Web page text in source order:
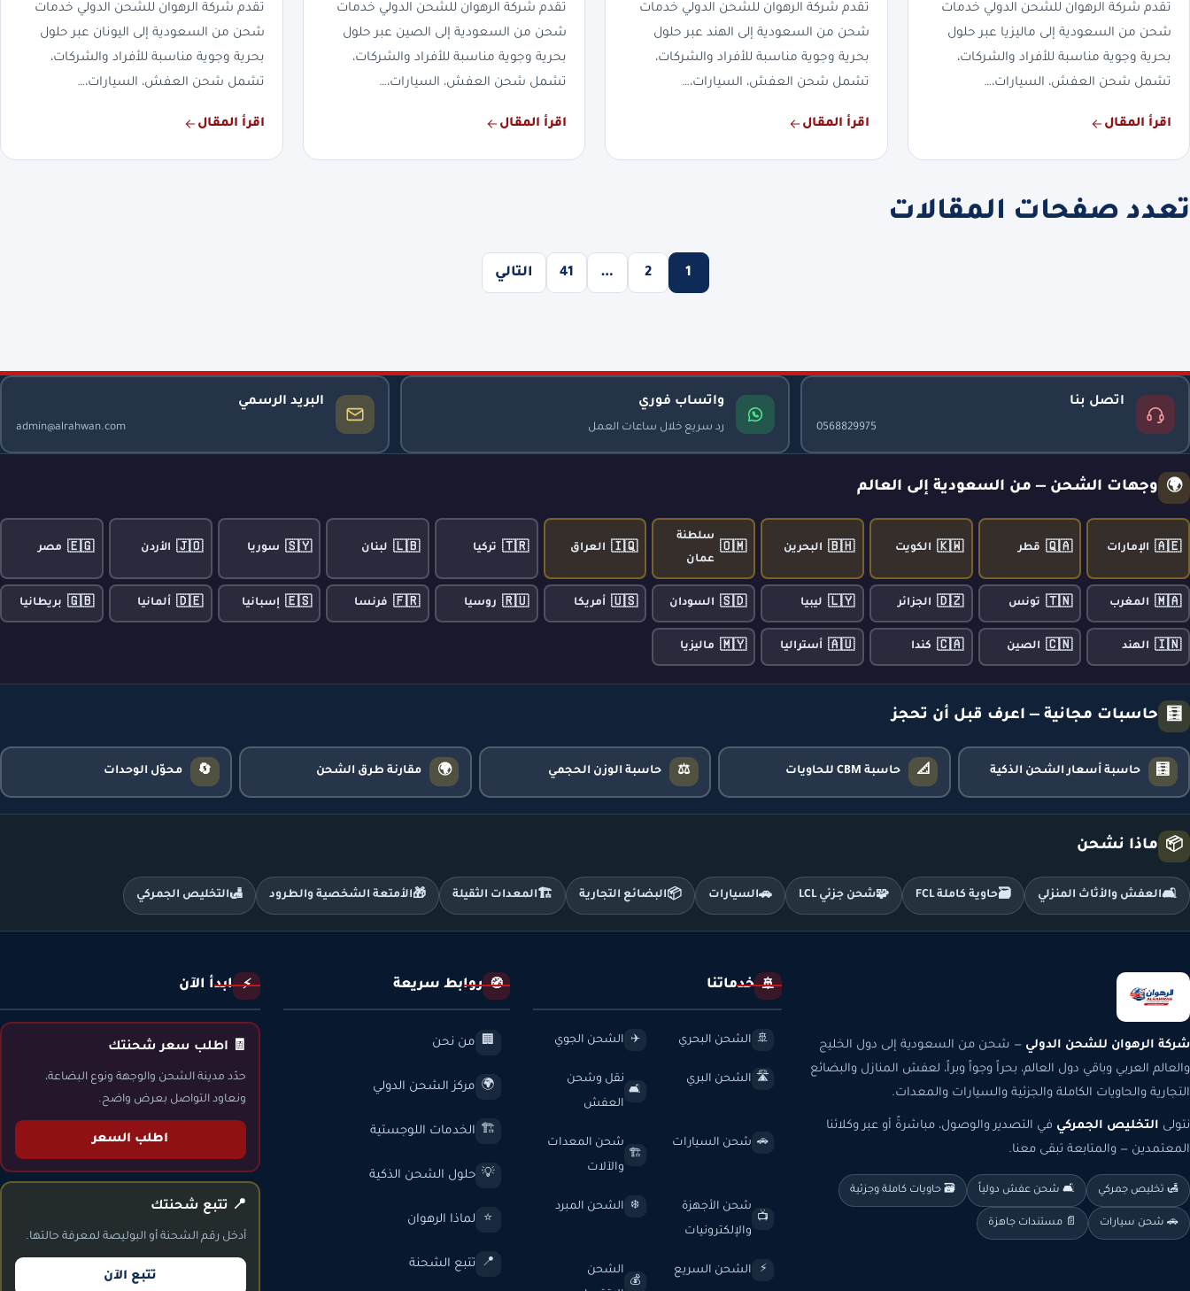
تقدم شركة الرهوان للشحن الدولي خدمات
شحن من السعودية إلى ماليزيا عبر حلول
بحرية وجوية مناسبة للأفراد والشركات،
تشمل شحن العفش، السيارات،…
اقرأ المقال
تقدم شركة الرهوان للشحن الدولي خدمات
شحن من السعودية إلى الهند عبر حلول
بحرية وجوية مناسبة للأفراد والشركات،
تشمل شحن العفش، السيارات،…
اقرأ المقال
تقدم شركة الرهوان للشحن الدولي خدمات
شحن من السعودية إلى الصين عبر حلول
بحرية وجوية مناسبة للأفراد والشركات،
تشمل شحن العفش، السيارات،…
اقرأ المقال
تقدم شركة الرهوان للشحن الدولي خدمات
شحن من السعودية إلى اليونان عبر حلول
بحرية وجوية مناسبة للأفراد والشركات،
تشمل شحن العفش، السيارات،…
اقرأ المقال
تعدد صفحات المقالات
1
2
…
41 التالي
اتصل بنا
0568829975
واتساب فوري
رد سريع خلال ساعات العمل
البريد الرسمي
admin@alrahwan.com
🌍 وجهات الشحن — من السعودية إلى العالم
🇦🇪 الإمارات 🇶🇦 قطر 🇰🇼 الكويت 🇧🇭 البحرين 🇴🇲
سلطنة
عمان
🇮🇶 العراق 🇹🇷 تركيا 🇱🇧 لبنان 🇸🇾 سوريا 🇯🇴 الأردن 🇪🇬 مصر
🇲🇦 المغرب 🇹🇳 تونس 🇩🇿 الجزائر 🇱🇾 ليبيا 🇸🇩 السودان 🇺🇸 أمريكا 🇷🇺 روسيا 🇫🇷 فرنسا 🇪🇸 إسبانيا 🇩🇪 ألمانيا 🇬🇧 بريطانيا
🇮🇳 الهند 🇨🇳 الصين 🇨🇦 كندا 🇦🇺 أستراليا 🇲🇾 ماليزيا
🧮 حاسبات مجانية — اعرف قبل أن تحجز
🧮 حاسبة أسعار الشحن الذكية 📐 حاسبة CBM للحاويات ⚖️ حاسبة الوزن الحجمي 🌍 مقارنة طرق الشحن 🔄 محوّل الوحدات
📦 ماذا نشحن
🛋️العفش والأثاث المنزلي 🗃️حاوية كاملة FCL 🧩شحن جزئي LCL 🚗السيارات 📦البضائع التجارية 🏗️المعدات الثقيلة 🎁الأمتعة الشخصية والطرود 🛃التخليص الجمركي
شركة الرهوان للشحن الدولي — شحن من السعودية إلى دول الخليج
والعالم العربي وباقي دول العالم، بحراً وجواً وبراً، لعفش المنازل والبضائع
التجارية والحاويات الكاملة والجزئية والسيارات والمعدات.
نتولى التخليص الجمركي في التصدير والوصول، مباشرةً أو عبر وكلائنا
المعتمدين — والمتابعة تبقى معنا.
🛃 تخليص جمركي 🛋️ شحن عفش دولياً 🗃️ حاويات كاملة وجزئية
🚗 شحن سيارات 📄 مستندات جاهزة
🚢 خدماتنا
🚢 الشحن البحري ✈️ الشحن الجوي
🛣️ الشحن البري
🛋️
نقل وشحن
العفش
🚗 شحن السيارات
🏗️
شحن المعدات
والآلات
📺
شحن الأجهزة
والإلكترونيات
❄️ الشحن المبرد
⚡ الشحن السريع
💰
الشحن
🧭 روابط سريعة
🏢 من نحن
🌍 مركز الشحن الدولي
🏗️ الخدمات اللوجستية
💡 حلول الشحن الذكية
⭐ لماذا الرهوان
📍 تتبع الشحنة
⚡ ابدأ الآن
🧾 اطلب سعر شحنتك
حدّد مدينة الشحن والوجهة ونوع البضاعة،
ونعاود التواصل بعرض واضح.
اطلب السعر
📍 تتبع شحنتك
أدخل رقم الشحنة أو البوليصة لمعرفة حالتها.
تتبع الآن